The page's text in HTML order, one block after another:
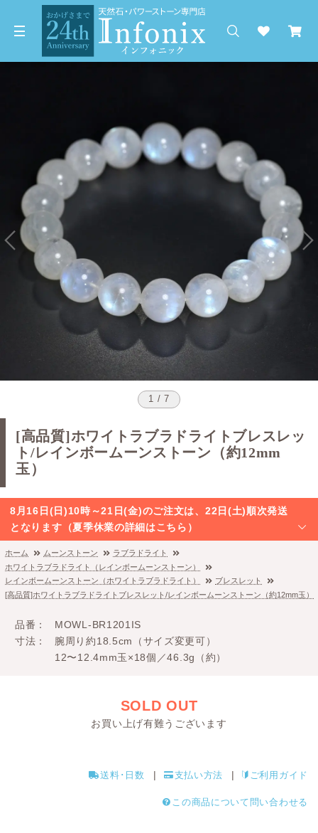
1 / 7
[高品質]ホワイトラブラドライトブレスレッ
ト/レインボームーンストーン（約12mm
玉）
8月16日(日)10時～21日(金)のご注文は、22日(土)順次発送
となります（夏季休業の詳細はこちら）
ホーム ムーンストーン
ラブラドライト
ホワイトラブラドライト（レインボームーンストーン）
レインボームーンストーン（ホワイトラブラドライト）
ブレスレット
[高品質]ホワイトラブラドライトブレスレット/レインボームーンストーン（約12mm玉）
品番
MOWL-BR1201IS
寸法
腕周り約18.5cm（サイズ変更可）
12〜12.4mm玉×18個／46.3g（約）
SOLD OUT
お買い上げ有難うございます
送料･日数 支払い方法 ご利用ガイド
この商品について問い合わせる